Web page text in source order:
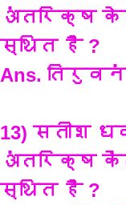
अंतरिक्ष
स्थित है ?
Ans.
13) सतीश
अंतरिक्ष
स्थित है ?